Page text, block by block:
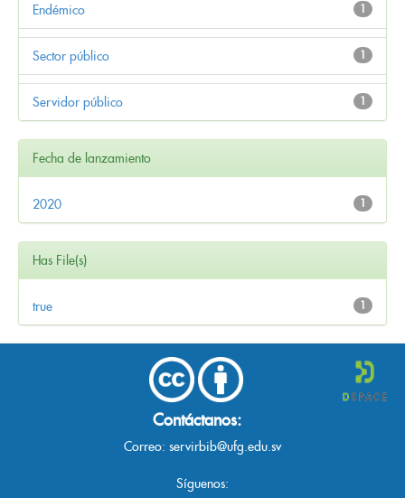
1
Endémico
1
Sector público
1
Servidor público
Fecha de lanzamiento
1
2020
Has File(s)
1
true
Contáctanos:
Correo: servirbib@ufg.edu.sv
Síguenos: